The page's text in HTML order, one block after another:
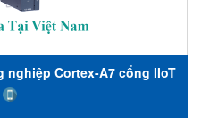
nghiệp Cortex-A7 cổng IIoT
mở rộng cho mô-đun Wi-Fi
DO, Máy tính nhúng công